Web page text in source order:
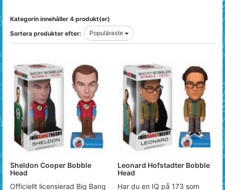
Kategorin innehåller 4 produkt(er)
Sortera produkter efter:
Populäraste
Sheldon Cooper Bobble
Head
Officiellt licensierad Big Bang
Leonard Hofstadter Bobble
Head
Har du en IQ på 173 som